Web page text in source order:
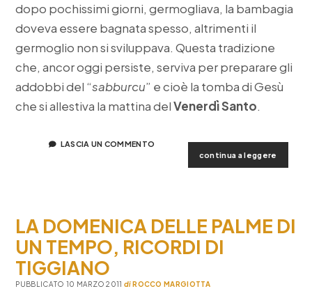
dopo pochissimi giorni, germogliava, la bambagia
doveva essere bagnata spesso, altrimenti il
germoglio non si sviluppava. Questa tradizione
che, ancor oggi persiste, serviva per preparare gli
addobbi del “sabburcu” e cioè la tomba di Gesù
che si allestiva la mattina delVenerdì Santo.
continua a leggere
’60
LASCIA UN COMMENTO
LA DOMENICA DELLE PALME DI
UN TEMPO, RICORDI DI
TIGGIANO
PUBBLICATO 10 MARZO 2011 diROCCO MARGIOTTA